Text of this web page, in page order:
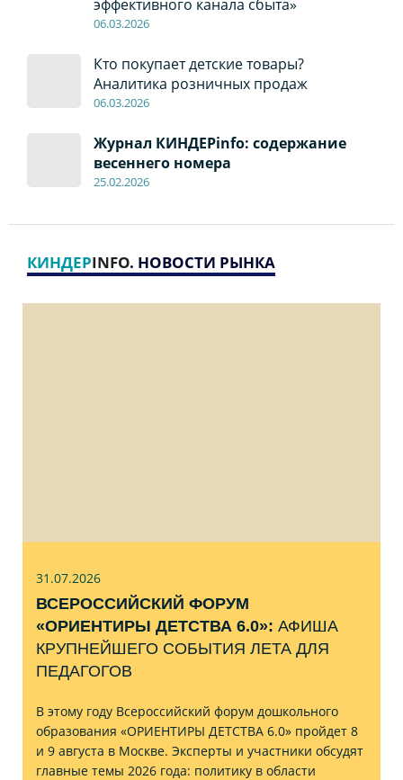
эффективного канала сбыта»
06.03.2026
Кто покупает детские товары?
Аналитика розничных продаж
06.03.2026
Журнал КИНДЕРinfo: содержание
весеннего номера
25.02.2026
КИНДЕРINFO. НОВОСТИ РЫНКА
31.07.2026
ВСЕРОССИЙСКИЙ ФОРУМ
«ОРИЕНТИРЫ ДЕТСТВА 6.0»: АФИША
КРУПНЕЙШЕГО СОБЫТИЯ ЛЕТА ДЛЯ
ПЕДАГОГОВ
В этому году Всероссийский форум дошкольного
образования «ОРИЕНТИРЫ ДЕТСТВА 6.0» пройдет 8
и 9 августа в Москве. Эксперты и участники обсудят
главные темы 2026 года: политику в области